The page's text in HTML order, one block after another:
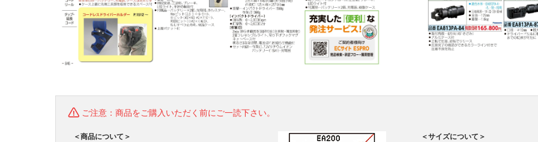
ご注意：商品をご購入いただく前にご一読下さい。
＜商品について＞
＜サイズについて＞